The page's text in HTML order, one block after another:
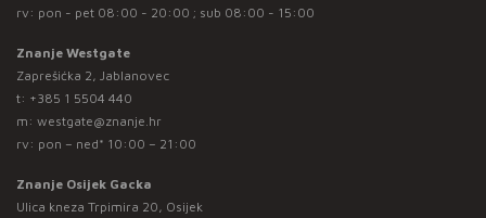
rv: pon - pet 08:00 - 20:00 ; sub 08:00 - 15:00
Znanje Westgate
Zaprešićka 2, Jablanovec
t: +385 1 5504 440
m: westgate@znanje.hr
rv: pon – ned* 10:00 – 21:00
Znanje Osijek Gacka
Ulica kneza Trpimira 20, Osijek